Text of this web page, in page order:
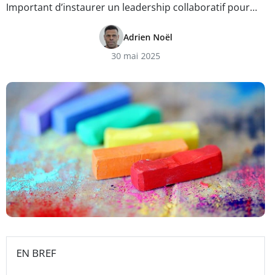
Important d’instaurer un leadership collaboratif pour…
Adrien Noël
30 mai 2025
EN BREF